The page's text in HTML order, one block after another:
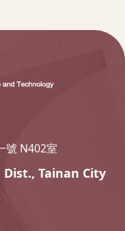
號 N402室
Tainan City